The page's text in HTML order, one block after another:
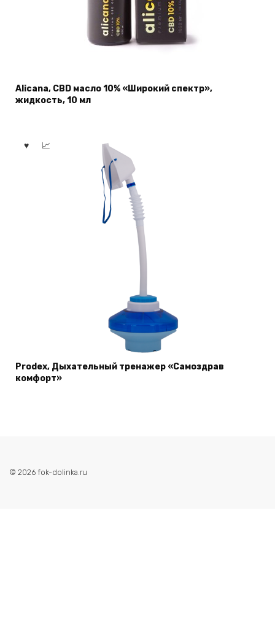
Alicana, CBD масло 10% «Широкий спектр»,
жидкость, 10 мл
Prodex, Дыхательный тренажер «Самоздрав
комфорт»
© 2026 fok-dolinka.ru